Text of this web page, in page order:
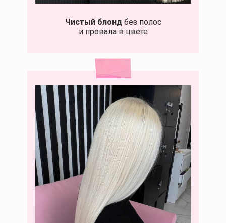
Чистый блонд без полос
и провала в цвете